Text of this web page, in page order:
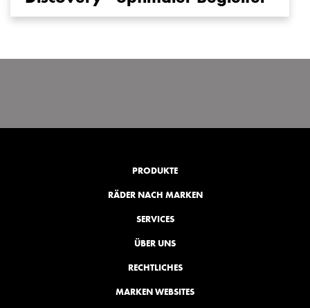
PRODUKTE
RÄDER NACH MARKEN
SERVICES
ÜBER UNS
RECHTLICHES
MARKEN WEBSITES